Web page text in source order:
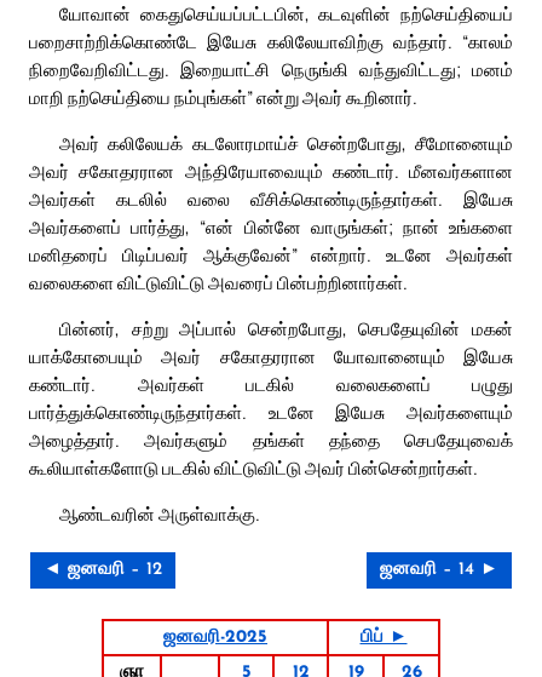
யோவான் கைதுசெய்யப்பட்டபின், கடவுளின் நற்செய்தியைப்
பறைசாற்றிக்கொண்டே இயேசு கலிலேயாவிற்கு வந்தார். “காலம்
நிறைவேறிவிட்டது. இறையாட்சி நெருங்கி வந்துவிட்டது; மனம்
மாறி நற்செய்தியை நம்புங்கள்” என்று அவர் கூறினார்.
அவர் கலிலேயக் கடலோரமாய்ச் சென்றபோது, சீமோனையும்
அவர் சகோதரரான அந்திரேயாவையும் கண்டார். மீனவர்களான
அவர்கள் கடலில் வலை வீசிக்கொண்டிருந்தார்கள். இயேசு
அவர்களைப் பார்த்து, “என் பின்னே வாருங்கள்; நான் உங்களை
மனிதரைப் பிடிப்பவர் ஆக்குவேன்” என்றார். உடனே அவர்கள்
வலைகளை விட்டுவிட்டு அவரைப் பின்பற்றினார்கள்.
பின்னர், சற்று அப்பால் சென்றபோது, செபதேயுவின் மகன்
யாக்கோபையும் அவர் சகோதரரான யோவானையும் இயேசு
கண்டார். அவர்கள் படகில் வலைகளைப் பழுது
பார்த்துக்கொண்டிருந்தார்கள். உடனே இயேசு அவர்களையும்
அழைத்தார். அவர்களும் தங்கள் தந்தை செபதேயுவைக்
கூலியாள்களோடு படகில் விட்டுவிட்டு அவர் பின்சென்றார்கள்.
ஆண்டவரின் அருள்வாக்கு.
◄ ஜனவரி – 12 ஜனவரி – 14 ►
ஜனவரி-2025
பிப் ►
ஞா
5 12 19
26